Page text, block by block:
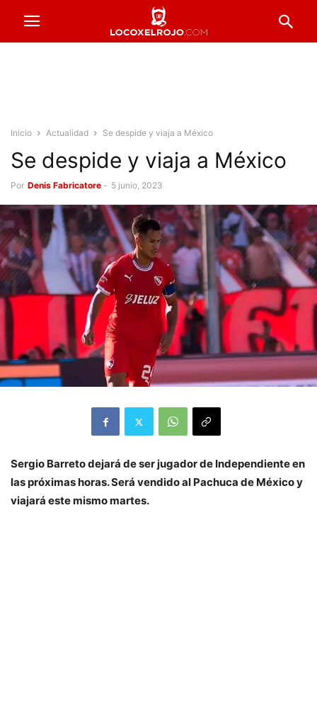
Inicio Actualidad Se despide y viaja a México
Se despide y viaja a México
Por Denis Fabricatore - 5 junio, 2023
Sergio Barreto dejará de ser jugador de Independiente en
las próximas horas. Será vendido al Pachuca de México y
viajará este mismo martes.